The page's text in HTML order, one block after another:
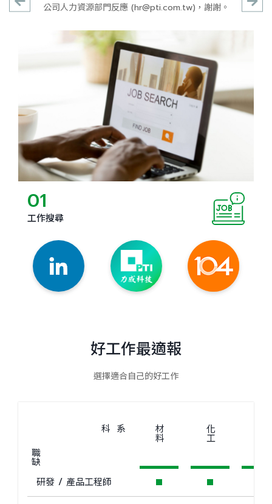
公司人力資源部門反應 (hr@pti.com.tw)，謝謝。
01
工作搜尋
好工作最適報
選擇適合自己的好工作
科系
職缺
材料 化工
研發 / 產品工程師